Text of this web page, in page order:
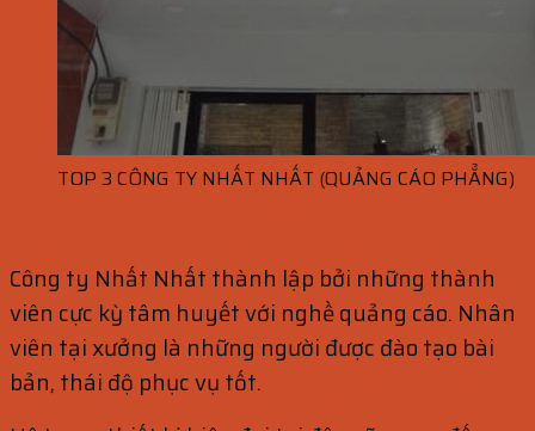
TOP 3 CÔNG TY NHẤT NHẤT (QUẢNG CÁO PHẲNG)
Công ty Nhất Nhất thành lập bởi những thành
viên cực kỳ tâm huyết với nghề quảng cáo. Nhân
viên tại xưởng là những người được đào tạo bài
bản, thái độ phục vụ tốt.